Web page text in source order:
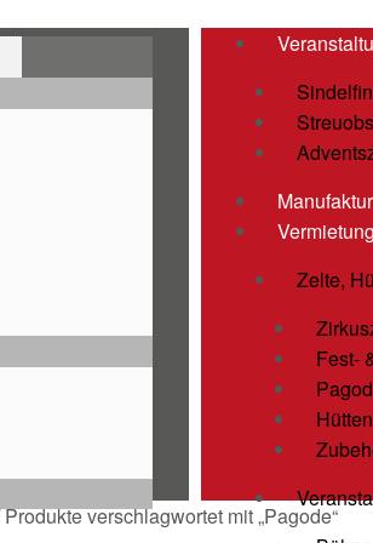
Manufaktur
Zelte,
Fest-
Hütten
Produkte verschlagwortet mit „Pagode“